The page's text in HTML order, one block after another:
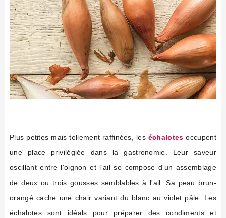
Plus petites mais tellement raffinées, les échalotes occupent
une place privilégiée dans la gastronomie. Leur saveur
oscillant entre l'oignon et l'ail se compose d'un assemblage
de deux ou trois gousses semblables à l'ail. Sa peau brun-
orangé cache une chair variant du blanc au violet pâle. Les
échalotes sont idéals pour préparer des condiments et